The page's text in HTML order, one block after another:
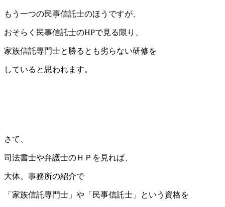
もう一つの民事信託士のほうですが、
おそらく民事信託士のHPで見る限り、
家族信託専門士と勝るとも劣らない研修を
していると思われます。
さて、
司法書士や弁護士のＨＰを見れば、
大体、事務所の紹介で
「家族信託専門士」や「民事信託士」という資格を